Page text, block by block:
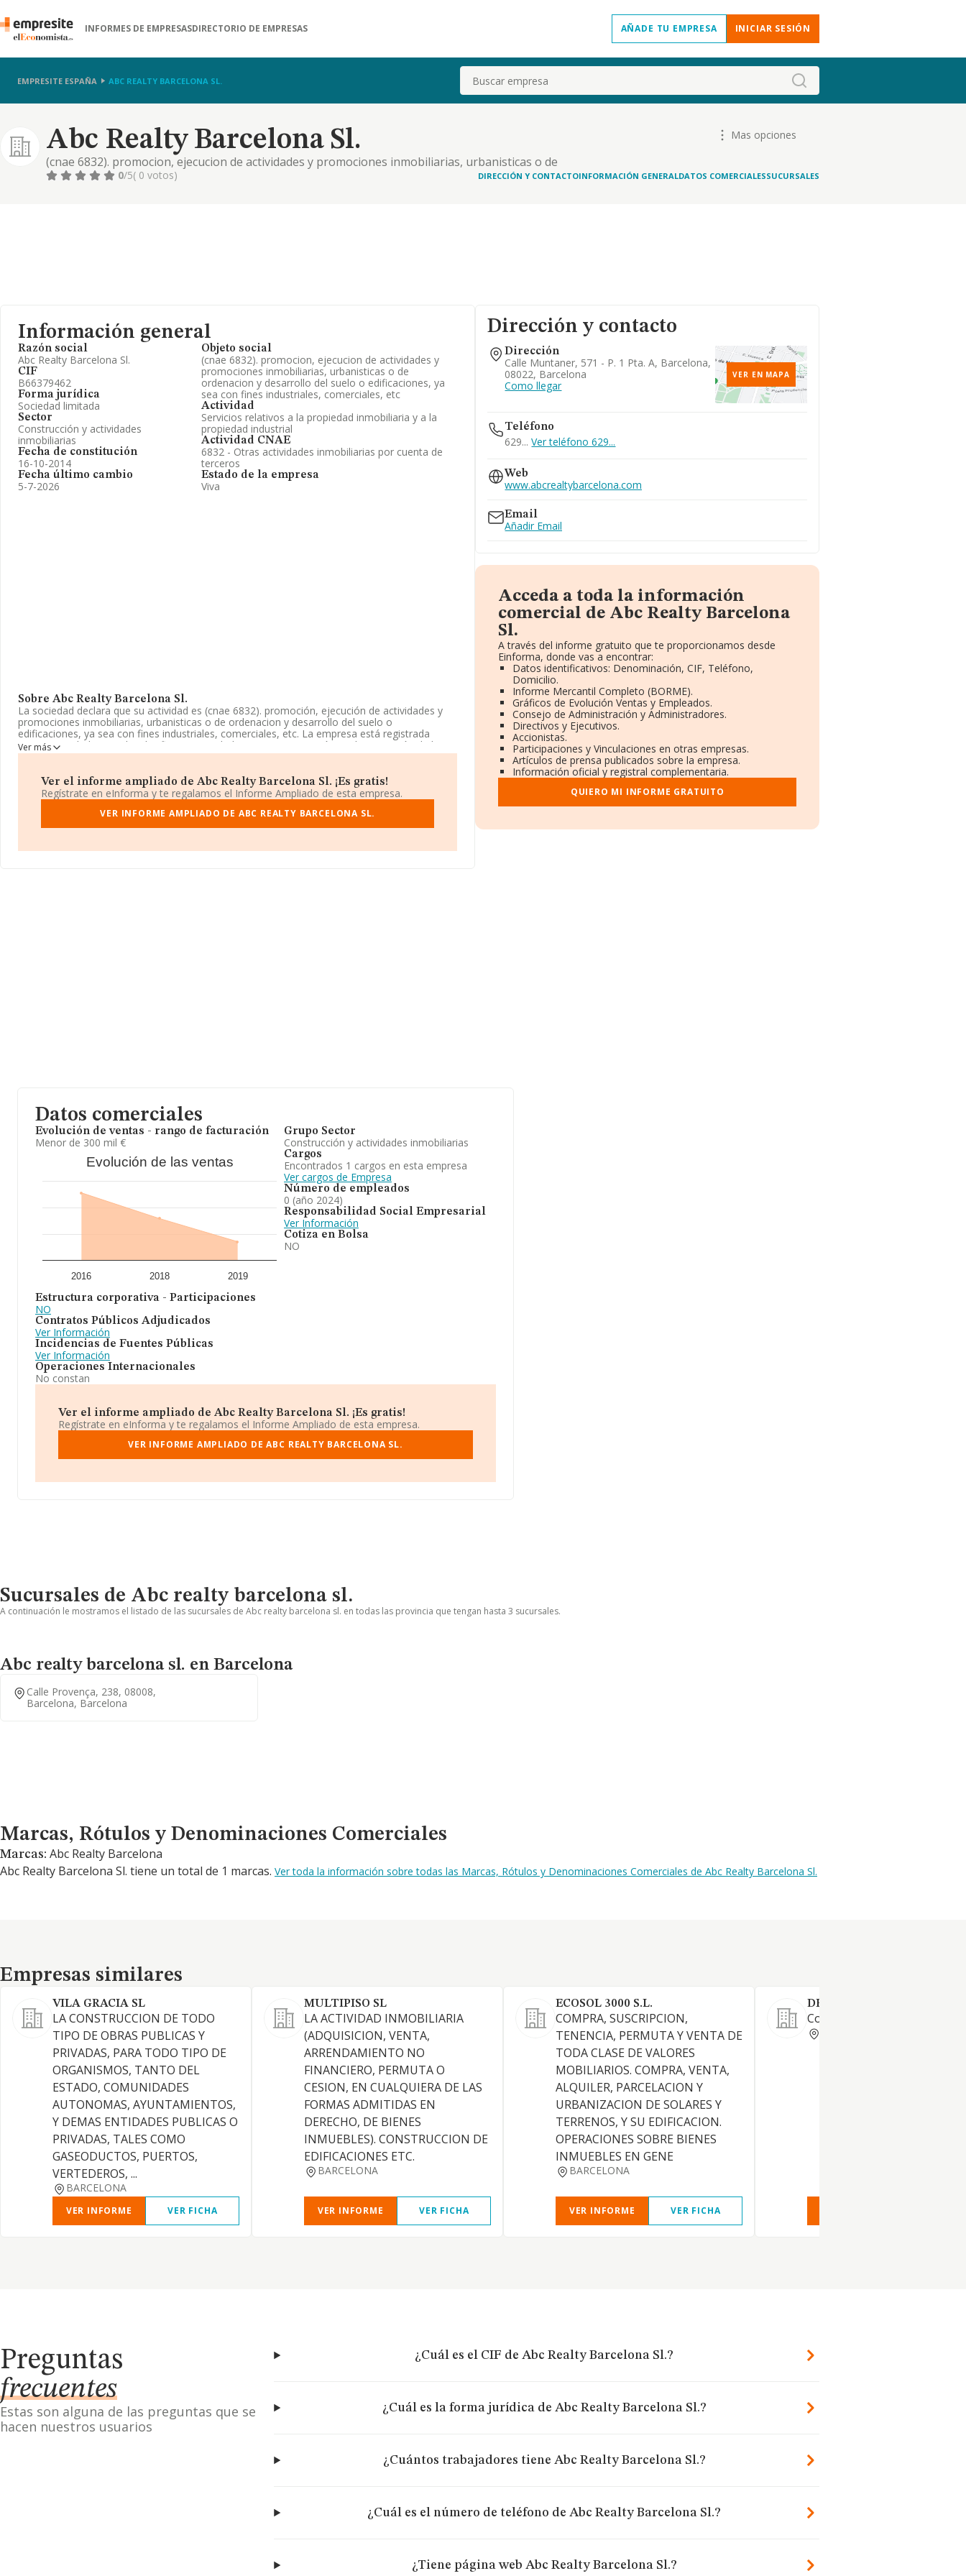
INFORMES DE EMPRESASDIRECTORIO DE EMPRESAS AÑADE TU EMPRESA INICIAR SESIÓN
EMPRESITE ESPAÑA ABC REALTY BARCELONA SL. Buscar
Abc Realty Barcelona Sl.
(cnae 6832). promocion, ejecucion de actividades y promociones inmobiliarias, urbanisticas o de
ordenacion y desarrollo del suelo o edificaciones, ya sea con fines industriales, comerciales, etc
Mas opciones
0/5( 0 votos) DIRECCIÓN Y CONTACTOINFORMACIÓN GENERALDATOS COMERCIALESSUCURSALES
Información general
Razón social
Abc Realty Barcelona Sl.
CIF
B66379462
Forma jurídica
Sociedad limitada
Sector
Construcción y actividades
inmobiliarias
Fecha de constitución
16-10-2014
Fecha último cambio
5-7-2026
Objeto social
(cnae 6832). promocion, ejecucion de actividades y
promociones inmobiliarias, urbanisticas o de
ordenacion y desarrollo del suelo o edificaciones, ya
sea con fines industriales, comerciales, etc
Actividad
Servicios relativos a la propiedad inmobiliaria y a la
propiedad industrial
Actividad CNAE
6832 - Otras actividades inmobiliarias por cuenta de
terceros
Estado de la empresa
Viva
Sobre Abc Realty Barcelona Sl.
La sociedad declara que su actividad es (cnae 6832). promoción, ejecución de actividades y
promociones inmobiliarias, urbanisticas o de ordenacion y desarrollo del suelo o
edificaciones, ya sea con fines industriales, comerciales, etc. La empresa está registrada
como Sociedad Limitada. Clasifica su actividad CNAE como 'Gestión y administración de la
propiedad inmobiliaria', código 6832. La sociedad no tiene actividad en mercados exteriores.
Para saber más puedes acceder a su página web en este enlace
www.abcrealtybarcelona.com.
La empresa española Abc Realty Barcelona S.L, con NIF B66379462, tiene su domicilio
social establecido en Calle Muntaner núm. 571 P. 1 Pta. A, (08022), Barcelona, Cataluña.
En base a la información de la que dispone INFORMA sobre 36.970 compañías, en el ámbito
Ver más
Ver el informe ampliado de Abc Realty Barcelona Sl. ¡Es gratis!
Regístrate en eInforma y te regalamos el Informe Ampliado de esta empresa.
VER INFORME AMPLIADO DE ABC REALTY BARCELONA SL.
Dirección y contacto
Dirección
Calle Muntaner, 571 - P. 1 Pta. A, Barcelona,
08022, Barcelona
Como llegar
VER EN MAPA
Teléfono
629...Ver teléfono 629...
Web
www.abcrealtybarcelona.com
Email
Añadir Email
Acceda a toda la información
comercial de Abc Realty Barcelona
Sl.
A través del informe gratuito que te proporcionamos desde
Einforma, donde vas a encontrar:
Datos identificativos: Denominación, CIF, Teléfono,
Domicilio.
Informe Mercantil Completo (BORME).
Gráficos de Evolución Ventas y Empleados.
Consejo de Administración y Administradores.
Directivos y Ejecutivos.
Accionistas.
Participaciones y Vinculaciones en otras empresas.
Artículos de prensa publicados sobre la empresa.
Información oficial y registral complementaria.
QUIERO MI INFORME GRATUITO
Datos comerciales
Evolución de ventas - rango de facturación
Menor de 300 mil €
Evolución de las ventas
2016 2018 2019
Estructura corporativa - Participaciones
NO
Contratos Públicos Adjudicados
Ver Información
Incidencias de Fuentes Públicas
Ver Información
Operaciones Internacionales
No constan
Grupo Sector
Construcción y actividades inmobiliarias
Cargos
Encontrados 1 cargos en esta empresa
Ver cargos de Empresa
Número de empleados
0 (año 2024)
Responsabilidad Social Empresarial
Ver Información
Cotiza en Bolsa
NO
Ver el informe ampliado de Abc Realty Barcelona Sl. ¡Es gratis!
Regístrate en eInforma y te regalamos el Informe Ampliado de esta empresa.
VER INFORME AMPLIADO DE ABC REALTY BARCELONA SL.
Sucursales de Abc realty barcelona sl.
A continuación le mostramos el listado de las sucursales de Abc realty barcelona sl. en todas las provincia que tengan hasta 3 sucursales.
Abc realty barcelona sl. en Barcelona
Calle Provença, 238, 08008,
Barcelona, Barcelona
Marcas, Rótulos y Denominaciones Comerciales
Marcas, Rótulos y Denominaciones Comerciales
Marcas: Abc Realty Barcelona
Abc Realty Barcelona Sl. tiene un total de 1 marcas. Ver toda la información sobre todas las Marcas, Rótulos y Denominaciones Comerciales de Abc Realty Barcelona Sl.
Empresas similares
Empresas similares
VILA GRACIA SL
LA CONSTRUCCION DE TODO
TIPO DE OBRAS PUBLICAS Y
PRIVADAS, PARA TODO TIPO DE
ORGANISMOS, TANTO DEL
ESTADO, COMUNIDADES
AUTONOMAS, AYUNTAMIENTOS,
Y DEMAS ENTIDADES PUBLICAS O
PRIVADAS, TALES COMO
GASEODUCTOS, PUERTOS,
VERTEDEROS, ...
BARCELONA
VER INFORME VER FICHA
MULTIPISO SL
LA ACTIVIDAD INMOBILIARIA
(ADQUISICION, VENTA,
ARRENDAMIENTO NO
FINANCIERO, PERMUTA O
CESION, EN CUALQUIERA DE LAS
FORMAS ADMITIDAS EN
DERECHO, DE BIENES
INMUEBLES). CONSTRUCCION DE
EDIFICACIONES ETC.
BARCELONA
VER INFORME VER FICHA
ECOSOL 3000 S.L.
COMPRA, SUSCRIPCION,
TENENCIA, PERMUTA Y VENTA DE
TODA CLASE DE VALORES
MOBILIARIOS. COMPRA, VENTA,
ALQUILER, PARCELACION Y
URBANIZACION DE SOLARES Y
TERRENOS, Y SU EDIFICACION.
OPERACIONES SOBRE BIENES
INMUEBLES EN GENE
BARCELONA
VER INFORME VER FICHA
DEDOG SL
Corte laser en metal.
Preguntas
frecuentes
Estas son alguna de las preguntas que se
hacen nuestros usuarios
¿Cuál es el CIF de Abc Realty Barcelona Sl.?
¿Cuál es la forma jurídica de Abc Realty Barcelona Sl.?
¿Cuántos trabajadores tiene Abc Realty Barcelona Sl.?
¿Cuál es el número de teléfono de Abc Realty Barcelona Sl.?
¿Tiene página web Abc Realty Barcelona Sl.?